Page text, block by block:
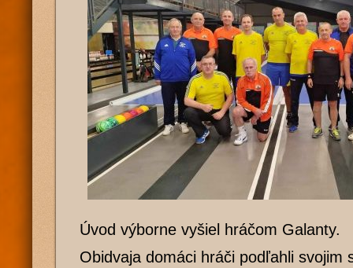
Úvod výborne vyšiel hráčom Galanty.
Obidvaja domáci hráči podľahli svojim